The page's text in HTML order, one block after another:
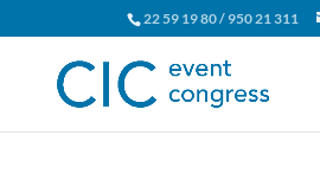
22 59 19 80 / 950 21 311